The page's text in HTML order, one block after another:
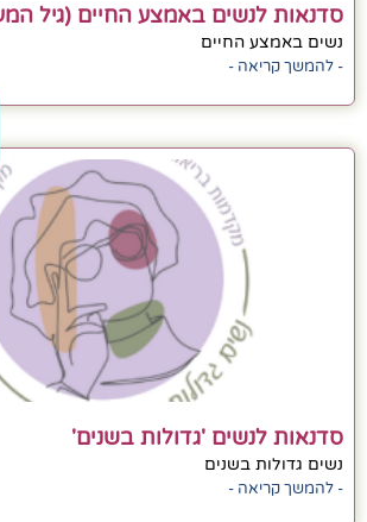
סדנאות לנשים באמצע החיים (גיל
נשים באמצע החיים
- להמשך קריאה -
סדנאות לנשים 'גדולות בשנים'
נשים גדולות בשנים
- להמשך קריאה -